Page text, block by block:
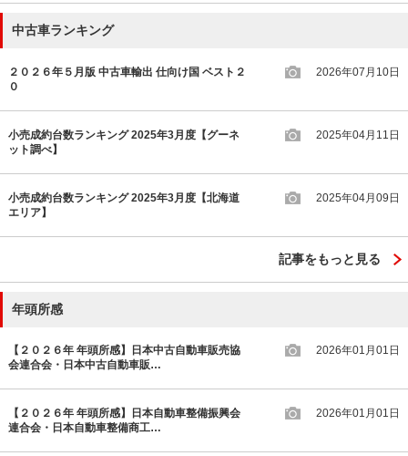
中古車ランキング
２０２６年５月版 中古車輸出 仕向け国 ベスト２
０
2026年07月10日
小売成約台数ランキング 2025年3月度【グーネ
ット調べ】
2025年04月11日
小売成約台数ランキング 2025年3月度【北海道
エリア】
2025年04月09日
記事をもっと見る
年頭所感
【２０２６年 年頭所感】日本中古自動車販売協
会連合会・日本中古自動車販…
2026年01月01日
【２０２６年 年頭所感】日本自動車整備振興会
連合会・日本自動車整備商工…
2026年01月01日